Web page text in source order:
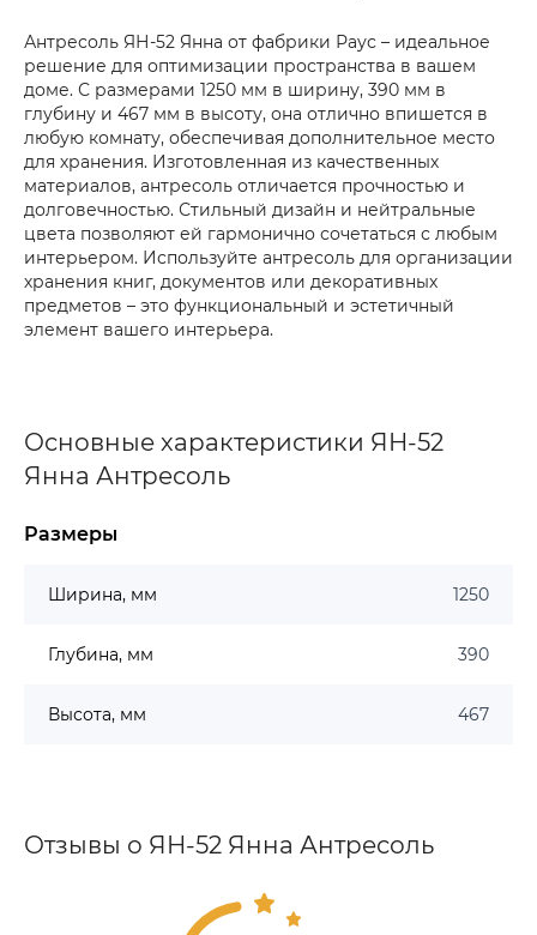
Антресоль ЯН-52 Янна от фабрики Раус – идеальное
решение для оптимизации пространства в вашем
доме. С размерами 1250 мм в ширину, 390 мм в
глубину и 467 мм в высоту, она отлично впишется в
любую комнату, обеспечивая дополнительное место
для хранения. Изготовленная из качественных
материалов, антресоль отличается прочностью и
долговечностью. Стильный дизайн и нейтральные
цвета позволяют ей гармонично сочетаться с любым
интерьером. Используйте антресоль для организации
хранения книг, документов или декоративных
предметов – это функциональный и эстетичный
элемент вашего интерьера.
Основные характеристики ЯН-52
Янна Антресоль
Размеры
Ширина, мм 1250
Глубина, мм 390
Высота, мм 467
Отзывы о ЯН-52 Янна Антресоль